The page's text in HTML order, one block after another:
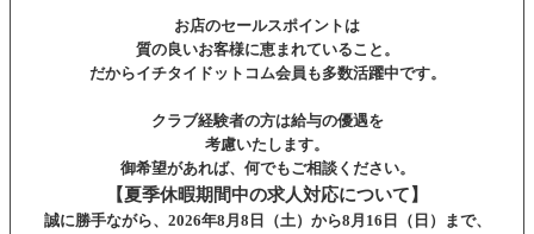
お店のセールスポイントは
質の良いお客様に恵まれていること。
だからイチタイドットコム会員も多数活躍中です。
クラブ経験者の方は給与の優遇を
考慮いたします。
御希望があれば、何でもご相談ください。
【夏季休暇期間中の求人対応について】
誠に勝手ながら、2026年8月8日（土）から8月16日（日）まで、